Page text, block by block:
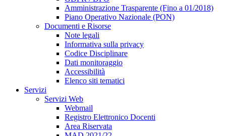
Amministrazione Trasparente (Fino a 01/2018)
Piano Operativo Nazionale (PON)
Documenti e Risorse
Note legali
Informativa sulla privacy
Codice Disciplinare
Dati monitoraggio
Accessibilità
Elenco siti tematici
Servizi
Servizi Web
Webmail
Registro Elettronico Docenti
Area Riservata